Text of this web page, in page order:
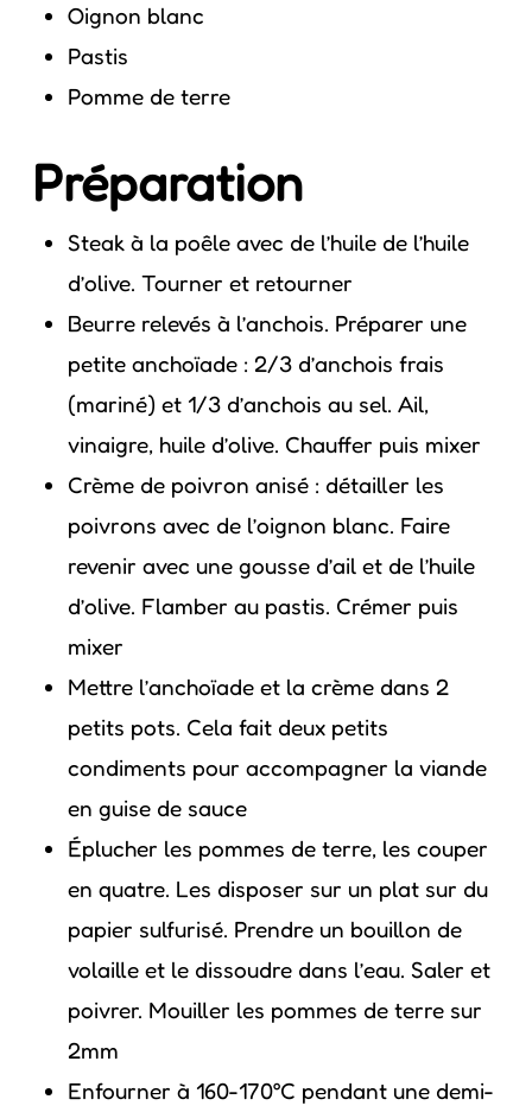
Oignon blanc
Pastis
Pomme de terre
Préparation
Steak à la poêle avec de l’huile de l’huile
d’olive. Tourner et retourner
Beurre relevés à l’anchois. Préparer une
petite anchoïade : 2/3 d’anchois frais
(mariné) et 1/3 d’anchois au sel. Ail,
vinaigre, huile d’olive. Chauffer puis mixer
Crème de poivron anisé : détailler les
poivrons avec de l’oignon blanc. Faire
revenir avec une gousse d’ail et de l’huile
d’olive. Flamber au pastis. Crémer puis
mixer
Mettre l’anchoïade et la crème dans 2
petits pots. Cela fait deux petits
condiments pour accompagner la viande
en guise de sauce
Éplucher les pommes de terre, les couper
en quatre. Les disposer sur un plat sur du
papier sulfurisé. Prendre un bouillon de
volaille et le dissoudre dans l’eau. Saler et
poivrer. Mouiller les pommes de terre sur
2mm
Enfourner à 160-170°C pendant une demi-